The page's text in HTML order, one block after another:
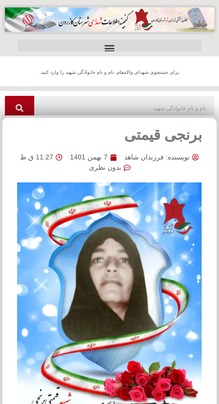
برای جستجوی شهدای والامقام، نام و نام خانوادگی شهید را وارد کنید.
برنجی قیمتی
نویسنده: فرزندان شاهد 7 بهمن 1401
11:27 ق.ظ
بدون نظری